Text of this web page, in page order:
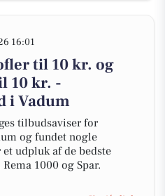
16:01
til 10 kr. og
10 kr. -
i Vadum
tilbudsaviser for
og fundet nogle
udpluk af de bedste
1000 og Spar.